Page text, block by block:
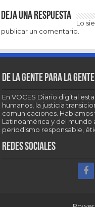
Deja una respuesta
Lo
publicar un comentario.
De la gente para la gente
En VOCES Diario digital
humanos, la justicia
comunicaciones.
Latinoamérica y del mundo
periodismo responsable,
Redes sociales